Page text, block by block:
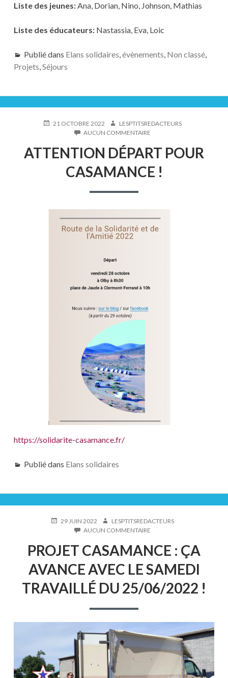
Liste des jeunes:Ana, Dorian, Nino, Johnson, Mathias
Liste des éducateurs: Nastassia, Eva, Loic
Publié dans Elans solidaires,évènements, Non classé,
Projets,Séjours
PUBLIÉ21 OCTOBRE 2022 AUTEUR
LESPTITSREDACTEURS
AUCUN COMMENTAIRE
DÉPART
POUR
CASAMANCE
!
ATTENTION DÉPART POUR
CASAMANCE !
https://solidarite-casamance.fr/
Publié dans Elans solidaires
PUBLIÉ29 JUIN 2022 AUTEUR
LESPTITSREDACTEURS
AUCUN COMMENTAIRE
CASAMANCE
:
ÇA
AVANCE
AVEC
LE
DU
!
PROJET CASAMANCE : ÇA
AVANCE AVEC LE SAMEDI
TRAVAILLÉ DU 25/06/2022 !